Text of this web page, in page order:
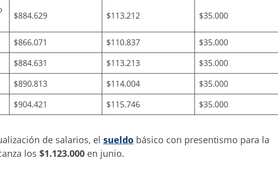
$884.629 $113.212 $35.000
$866.071 $110.837
$35.000
$884.631 $113.213
$35.000
$890.813 $114.004
$35.000
$904.421 $115.746 $35.000
de salarios, el sueldo básico con presentismo para la
los $1.123.000 en junio.